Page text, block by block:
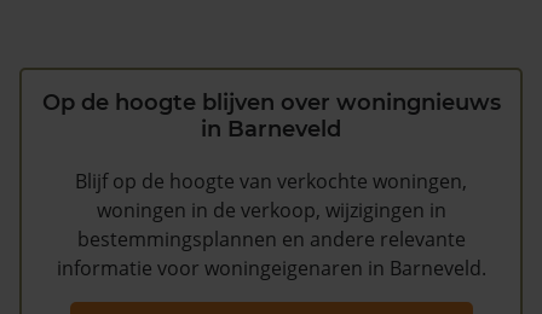
Op de hoogte blijven over woningnieuws
in Barneveld
Blijf op de hoogte van verkochte woningen,
woningen in de verkoop, wijzigingen in
bestemmingsplannen en andere relevante
informatie voor woningeigenaren in Barneveld.